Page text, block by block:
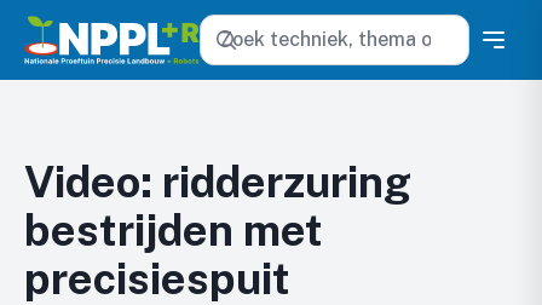
Zoeken
Video: ridderzuring
bestrijden met
precisiespuit